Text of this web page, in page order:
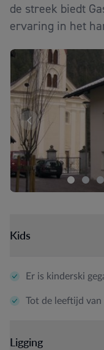
de streek biedt
ervaring in het
Er zijn
Kids
Er is kinderski
Tot de leeftijd
Ligging